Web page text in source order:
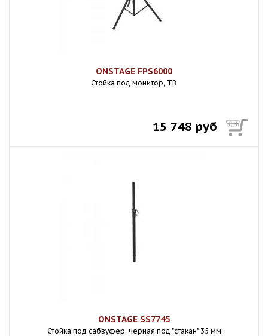
ONSTAGE FPS6000
Стойка под монитор, ТВ
15 748 руб
ONSTAGE SS7745
Стойка под сабвуфер, черная под "стакан" 35 мм